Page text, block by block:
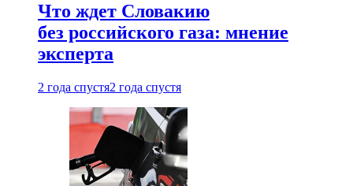
Что ждет Словакию
без российского газа: мнение
эксперта
2 года спустя2 года спустя